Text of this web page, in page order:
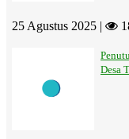
25 Agustus 2025 |
Desa